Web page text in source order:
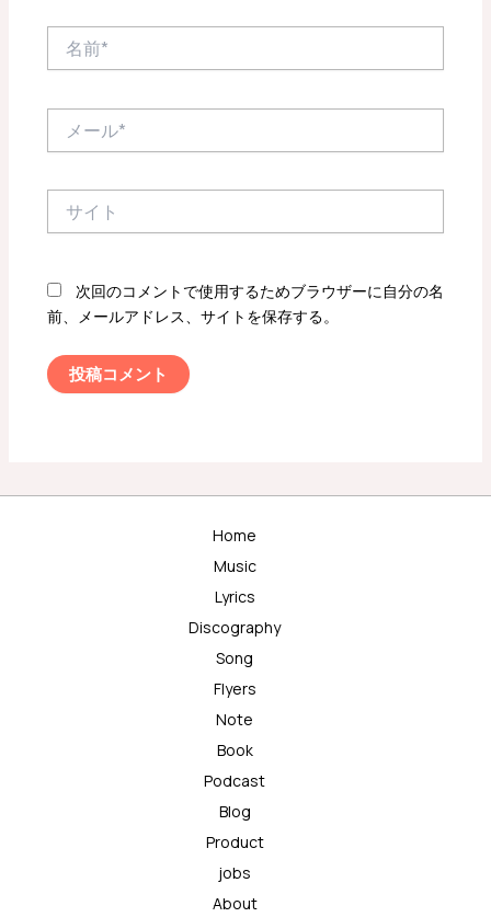
次回のコメントで使用するためブラウザーに自分の名
前、メールアドレス、サイトを保存する。
Home
Music
Lyrics
Discography
Song
Flyers
Note
Book
Podcast
Blog
Product
jobs
About